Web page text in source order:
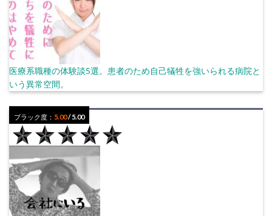
医療系職種の体験談5選。患者のため自己犠牲を強いられる病院と
いう異常空間。
ブラック度： 5.00/ 5.00